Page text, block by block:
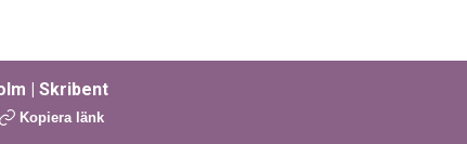
| Skribent
Kopiera länk